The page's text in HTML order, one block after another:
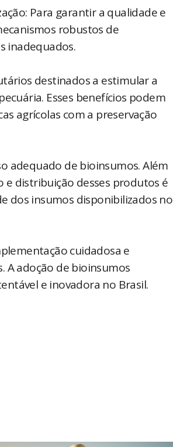
Para garantir a qualidade e
robustos de
inadequados.
destinados a estimular a
Esses benefícios podem
agrícolas com a preservação
adequado de bioinsumos. Além
distribuição desses produtos é
dos insumos disponibilizados no
cuidadosa e
A adoção de bioinsumos
e inovadora no Brasil.